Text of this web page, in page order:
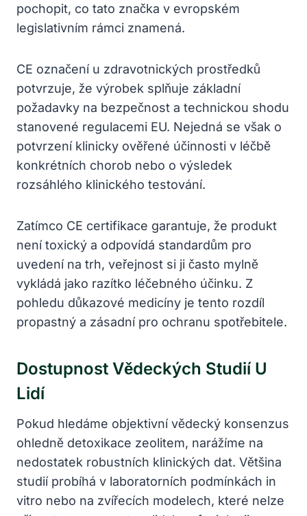
pochopit, co tato značka v evropském
legislativním rámci znamená.
CE označení u zdravotnických prostředků
potvrzuje, že výrobek splňuje základní
požadavky na bezpečnost a technickou shodu
stanovené regulacemi EU. Nejedná se však o
potvrzení klinicky ověřené účinnosti v léčbě
konkrétních chorob nebo o výsledek
rozsáhlého klinického testování.
Zatímco CE certifikace garantuje, že produkt
není toxický a odpovídá standardům pro
uvedení na trh, veřejnost si ji často mylně
vykládá jako razítko léčebného účinku. Z
pohledu důkazové medicíny je tento rozdíl
propastný a zásadní pro ochranu spotřebitele.
Dostupnost Vědeckých Studií U
Lidí
Pokud hledáme objektivní vědecký konsenzus
ohledně detoxikace zeolitem, narážíme na
nedostatek robustních klinických dat. Většina
studií probíhá v laboratorních podmínkách in
vitro nebo na zvířecích modelech, které nelze